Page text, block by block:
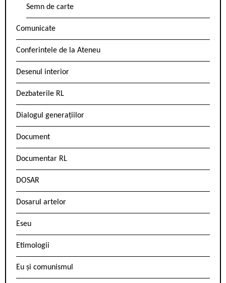
Semn de carte
Comunicate
Conferintele de la Ateneu
Desenul interior
Dezbaterile RL
Dialogul generațiilor
Document
Documentar RL
DOSAR
Dosarul artelor
Eseu
Etimologii
Eu și comunismul